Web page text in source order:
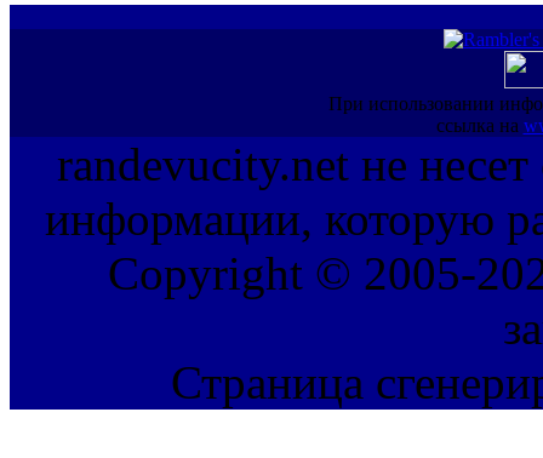
При использовании
ссылка на
randevucity.net не несет
информации, которую
Copyright © 2005-
Страница